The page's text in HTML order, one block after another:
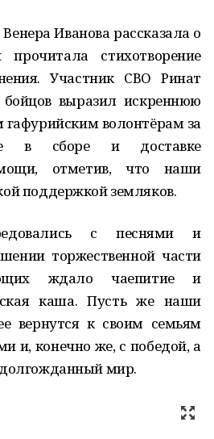
Иванова рассказала о
стихотворение
Участник СВО Ринат
выразил искреннюю
гафурийским волонтёрам за
в сборе и доставке
отметив, что наши
поддержкой земляков.
с песнями и
торжественной части
ждало чаепитие и
каша. Пусть же наши
вернутся к своим семьям
и, конечно же, с победой, а
долгожданный мир.